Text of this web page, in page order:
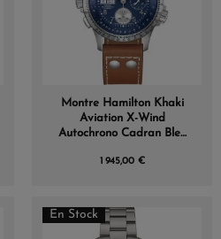
Montre Hamilton Khaki
Aviation X-Wind
Autochrono Cadran Bleu
1 945,00 €
En Stock